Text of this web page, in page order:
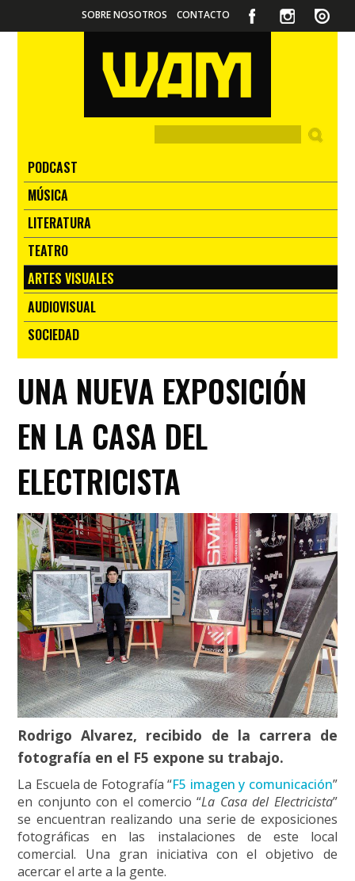
SOBRE NOSOTROS CONTACTO
PODCAST
MÚSICA
LITERATURA
TEATRO
ARTES VISUALES
AUDIOVISUAL
SOCIEDAD
UNA NUEVA EXPOSICIÓN
EN LA CASA DEL
ELECTRICISTA
Rodrigo Alvarez, recibido de la carrera de
fotografía en el F5 expone su trabajo.
La Escuela de Fotografía “F5 imagen y comunicación”
en conjunto con el comercio “La Casa del Electricista”
se encuentran realizando una serie de exposiciones
fotográficas en las instalaciones de este local
comercial. Una gran iniciativa con el objetivo de
acercar el arte a la gente.